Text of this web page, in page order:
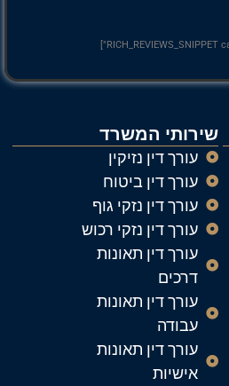
שירותי המשרד
עורך דין נזיקין
עורך דין ביטוח
עורך דין נזקי גוף
עורך דין נזקי רכוש
עורך דין תאונות
דרכים
עורך דין תאונות
עבודה
עורך דין תאונות
אישיות